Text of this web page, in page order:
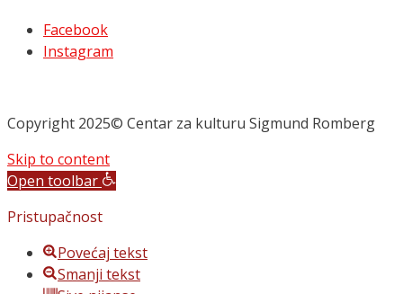
Facebook
Instagram
Copyright 2025© Centar za kulturu Sigmund Romberg
Skip to content
Open toolbar
Pristupačnost
Povećaj tekst
Smanji tekst